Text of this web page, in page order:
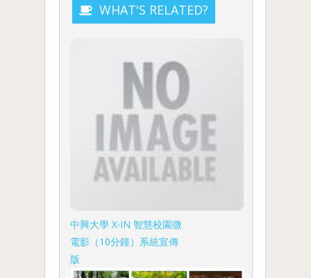
WHAT'S RELATED?
中興大學 X‧IN 智慧校園微
電影（10分鐘）系統宣傳
版